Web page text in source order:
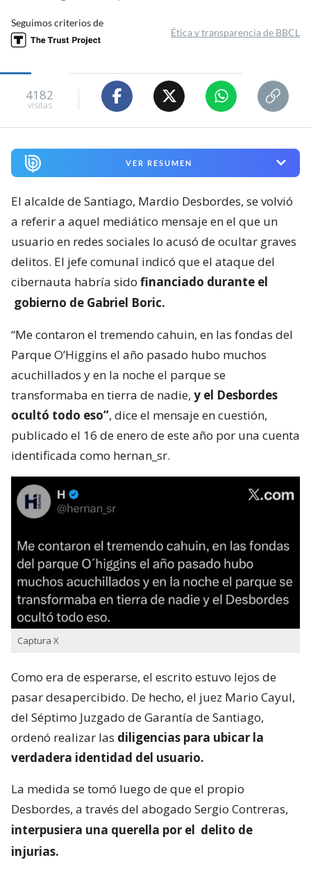
Seguimos criterios de
Ética y transparencia de BBCL
4182
visitas
VER RESUMEN
El alcalde de Santiago, Mardio Desbordes, se volvió
a referir a aquel mediático mensaje en el que un
usuario en redes sociales lo acusó de ocultar graves
delitos. El jefe comunal indicó que el ataque del
cibernauta habría sido financiado durante el
gobierno de Gabriel Boric.
“Me contaron el tremendo cahuin, en las fondas del
Parque O’Higgins el año pasado hubo muchos
acuchillados y en la noche el parque se
transformaba en tierra de nadie, y el Desbordes
ocultó todo eso”, dice el mensaje en cuestión,
publicado el 16 de enero de este año por una cuenta
identificada como hernan_sr.
Captura X
Como era de esperarse, el escrito estuvo lejos de
pasar desapercibido. De hecho, el juez Mario Cayul,
del Séptimo Juzgado de Garantía de Santiago,
ordenó realizar las diligencias para ubicar la
verdadera identidad del usuario.
La medida se tomó luego de que el propio
Desbordes, a través del abogado Sergio Contreras,
interpusiera una querella por el delito de
injurias.